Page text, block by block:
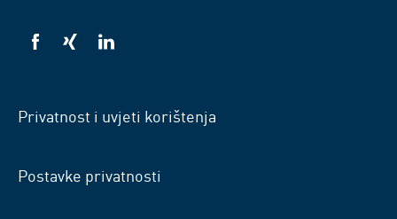
VSB
VSB
VSB
Privatnost i uvjeti korištenja
Postavke privatnosti